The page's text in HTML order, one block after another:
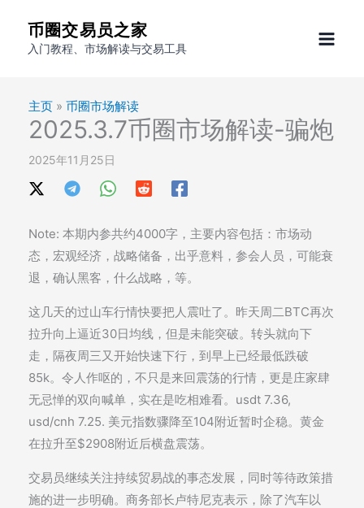
币圈交易员之家
入门教程、市场解读与交易工具
主页 » 币圈市场解读
2025.3.7币圈市场解读-骗炮
2025年11月25日
Note: 本期内参共约4000字，主要内容包括：市场动
态，宏观经济，战略储备，出乎意料，参会人员，可能衰
退，确认黑客，什么战略，等。
这几天的过山车行情快要把人震吐了。昨天周二BTC再次
拉升向上逼近30日均线，但是未能突破。转头就向下
走，隔夜周三又开始快速下行，到早上已经最低跌破
85k。令人作呕的，不只是来回震荡的行情，更是庄家肆
无忌惮的双向喊单，实在是吃相难看。usdt 7.36,
usd/cnh 7.25. 美元指数骤降至104附近暂时企稳。黄金
在拉升至$2908附近后横盘震荡。
交易员继续关注持续贸易战的事态发展，同时等待政策措
施的进一步明确。商务部长卢特尼克表示，除了汽车以